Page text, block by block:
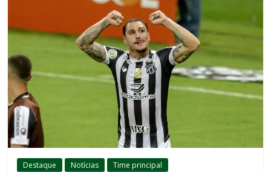
Destaque Notícias Time principal